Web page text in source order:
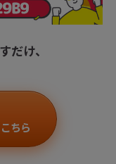
だけ、
ちら